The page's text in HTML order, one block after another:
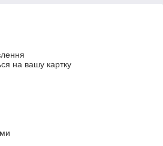
на вашу картку